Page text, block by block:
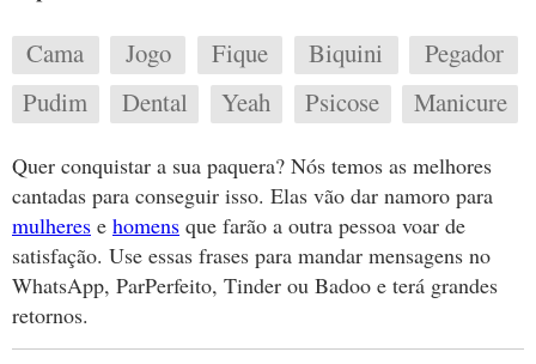
Cama Jogo Fique Biquini
Pegador
Pudim
Dental Yeah Psicose Manicure
Quer conquistar a sua paquera? Nós temos as melhores
cantadas para conseguir isso. Elas vão dar namoro para
mulheres e homens que farão a outra pessoa voar de
satisfação. Use essas frases para mandar mensagens no
WhatsApp, ParPerfeito, Tinder ou Badoo e terá grandes
retornos.